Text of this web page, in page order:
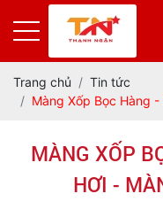
Trang chủ
Tin tức
Màng Xốp Bọc Hàng
MÀNG XỐP
HƠI -